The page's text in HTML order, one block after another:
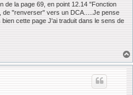
de la page 69, en point 12.14 "Fonction
de "renverser" vers un DCA.....Je pense
cette page J'ai traduit dans le sens de